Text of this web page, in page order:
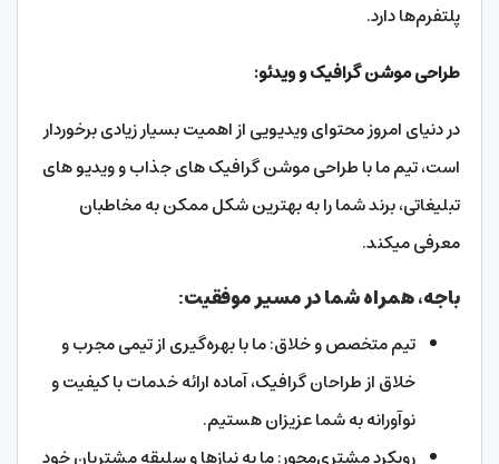
پلتفرم‌ها دارد.
طراحی موشن گرافیک و ویدئو:
در دنیای امروز محتوای ویدیویی از اهمیت بسیار زیادی برخوردار
است، تیم ما با طراحی موشن گرافیک های جذاب و ویدیو های
تبلیغاتی، برند شما را به بهترین شکل ممکن به مخاطبان
معرفی میکند.
باجه، همراه شما در مسیر موفقیت:
تیم متخصص و خلاق: ما با بهره‌گیری از تیمی مجرب و
خلاق از طراحان گرافیک، آماده ارائه خدمات با کیفیت و
نوآورانه به شما عزیزان هستیم.